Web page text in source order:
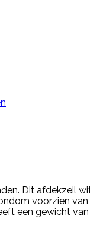
Dit afdekzeil
voorzien
een gewicht van